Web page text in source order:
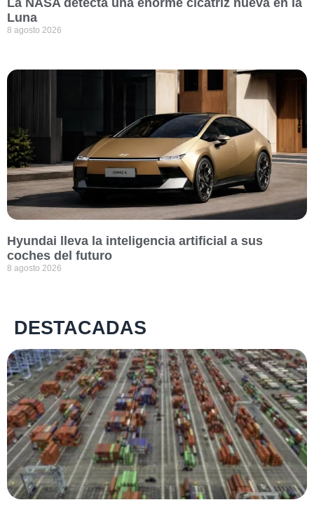
Luna
8 agosto 2026
Hyundai lleva la inteligencia artificial a sus
coches del futuro
8 agosto 2026
DESTACADAS